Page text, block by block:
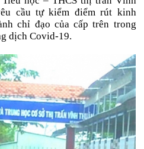
cầu tự kiểm điểm rút kinh
chỉ đạo của cấp trên trong
dịch Covid-19.